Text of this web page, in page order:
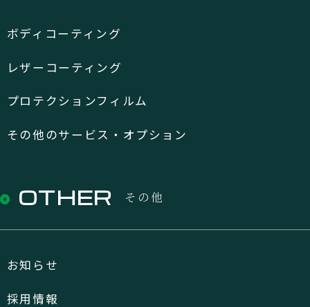
ボディコーティング
レザーコーティング
プロテクションフィルム
その他のサービス・オプション
OTHER その他
お知らせ
採用情報